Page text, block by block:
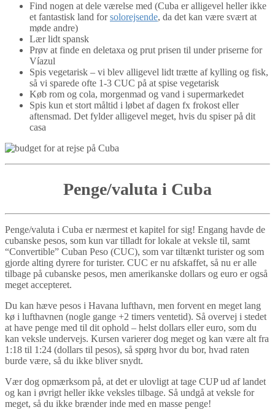
Find nogen at dele værelse med (Cuba er alligevel heller ikke
et fantastisk land forsolorejsende, da det kan være svært at
møde andre)
Lær lidt spansk
Prøv at finde en deletaxa og prut prisen til under priserne for
Víazul
Spis vegetarisk – vi blev alligevel lidt trætte af kylling og fisk,
så vi sparede ofte 1-3 CUC på at spise vegetarisk
Køb rom og cola, morgenmad og vand i supermarkedet
Spis kun et stort måltid i løbet af dagen fx frokost eller
aftensmad. Det fylder alligevel meget, hvis du spiser på dit
casa
Penge/valuta i Cuba
Penge/valuta i Cuba er nærmest et kapitel for sig! Engang havde de
cubanske pesos, som kun var tilladt for lokale at veksle til, samt
“Convertible” Cuban Peso (CUC), som var tiltænkt turister og som
gjorde alting dyrere for turister. CUC er nu afskaffet, så nu er alle
tilbage på cubanske pesos, men amerikanske dollars og euro er også
meget accepteret.
Du kan hæve pesos i Havana lufthavn, men forvent en meget lang
kø i lufthavnen (nogle gange +2 timers ventetid). Så overvej i stedet
at have penge med til dit ophold – helst dollars eller euro, som du
kan veksle undervejs. Kursen varierer dog meget og kan være alt fra
1:18 til 1:24 (dollars til pesos), så spørg hvor du bor, hvad raten
burde være, så du ikke bliver snydt.
Vær dog opmærksom på, at det er ulovligt at tage CUP ud af landet
og kan i øvrigt heller ikke veksles tilbage. Så undgå at veksle for
meget, så du ikke brænder inde med en masse penge!